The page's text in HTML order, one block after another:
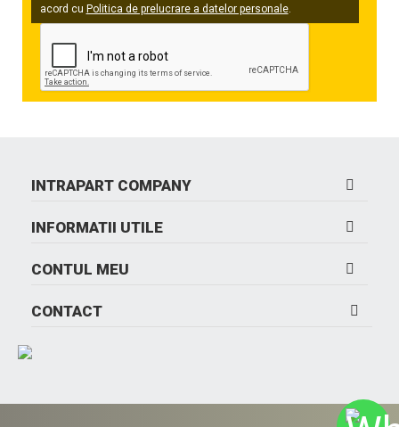
acord cu Politica de prelucrare a datelor personale.
INTRAPART COMPANY
INFORMATII UTILE
CONTUL MEU
CONTACT